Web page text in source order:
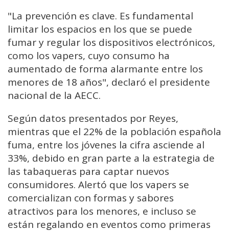
"La prevención es clave. Es fundamental
limitar los espacios en los que se puede
fumar y regular los dispositivos electrónicos,
como los vapers, cuyo consumo ha
aumentado de forma alarmante entre los
menores de 18 años", declaró el presidente
nacional de la AECC.
Según datos presentados por Reyes,
mientras que el 22% de la población española
fuma, entre los jóvenes la cifra asciende al
33%, debido en gran parte a la estrategia de
las tabaqueras para captar nuevos
consumidores. Alertó que los vapers se
comercializan con formas y sabores
atractivos para los menores, e incluso se
están regalando en eventos como primeras